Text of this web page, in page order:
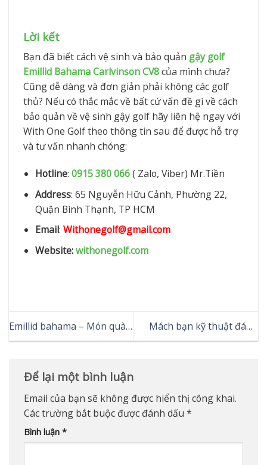
Lời kết
Bạn đã biết cách vệ sinh và bảo quản gậy golf
Emillid BahamaCarlvinson CV8của mình chưa?
Cũng dễ dàng và đơn giản phải không các golf
thủ? Nếu có thắc mắc về bất cứ vấn đề gì về cách
bảo quản về vệ sinh gậy golf hãy liên hệ ngay với
With One Golf theo thông tin sau để được hỗ trợ
và tư vấn nhanh chóng:
Hotline:0915 380 066( Zalo, Viber) Mr.Tiền
Address: 65 Nguyễn Hữu Cảnh, Phường 22,
Quận Bình Thạnh, TP HCM
Email:Withonegolf@gmail.com
Website:withonegolf.com
Emillid bahama – Món quà
tuyệt vời dành cho mọi
Mách bạn kỹ thuật đánh
gậy Emillid bahama
Để lại một bình luận
Email của bạn sẽ không được hiển thị công khai.
Các trường bắt buộc được đánh dấu *
Bình luận *